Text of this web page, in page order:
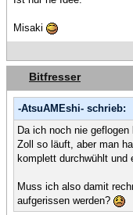
Misaki
Bitfresser
-AtsuAMEshi- schrieb:
Da ich noch nie
Zoll so läuft, aber man
komplett durchwühlt und
Muss ich also damit
aufgerissen werden?